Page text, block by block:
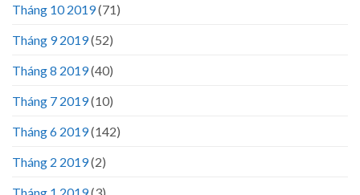
Tháng 10 2019(71)
Tháng 9 2019(52)
Tháng 8 2019(40)
Tháng 7 2019(10)
Tháng 6 2019(142)
Tháng 2 2019(2)
Tháng 1 2019(3)